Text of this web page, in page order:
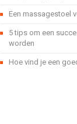
Een massagestoel
5 tips om een
worden
Hoe vind je een